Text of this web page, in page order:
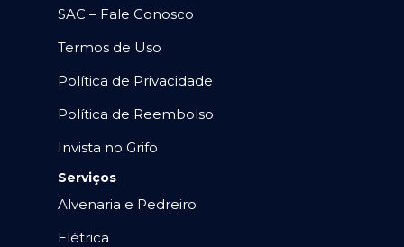
SAC – Fale Conosco
Termos de Uso
Política de Privacidade
Política de Reembolso
Invista no Grifo
Serviços
Alvenaria e Pedreiro
Elétrica